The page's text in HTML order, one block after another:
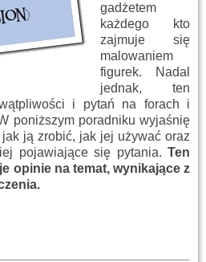
gadżetem
każdego kto
zajmuje się
malowaniem
figurek. Nadal
jednak, ten
i pytań na forach i
poniższym poradniku wyjaśnię
ją zrobić, jak jej używać oraz
pojawiające się pytania. Ten
opinie na temat, wynikające z